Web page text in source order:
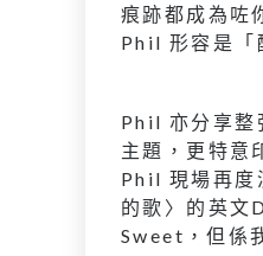
痕跡都成為咗
Phil 形容是「
Phil 亦分享整
主題，更特意
Phil 現場再度
的歌〉的英文
Sweet，但係